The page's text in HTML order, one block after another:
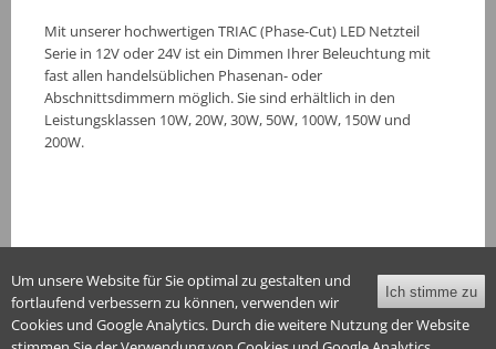
Mit unserer hochwertigen TRIAC (Phase-Cut) LED Netzteil
Serie in 12V oder 24V ist ein Dimmen Ihrer Beleuchtung mit
fast allen handelsüblichen Phasenan- oder
Abschnittsdimmern möglich. Sie sind erhältlich in den
Leistungsklassen 10W, 20W, 30W, 50W, 100W, 150W und
200W.
Home|Facebook|Instagram|LinkedIn| Datenschutz|
Impressum
Ich stimme zu
Um unsere Website für Sie optimal zu gestalten und
fortlaufend verbessern zu können, verwenden wir
Cookies und Google Analytics. Durch die weitere Nutzung der Website